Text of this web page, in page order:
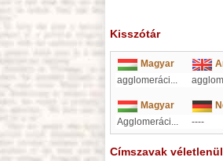
Kisszótár
Magyar
agglomeráci...
Magyar
Agglomeráci...
----
Címszavak véletlenül